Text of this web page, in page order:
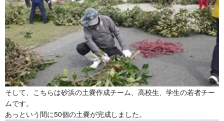
そして、こちらは砂浜の土嚢作成チーム、高校生、学生の若者チー
ムです。
あっという間に50個の土嚢が完成しました。